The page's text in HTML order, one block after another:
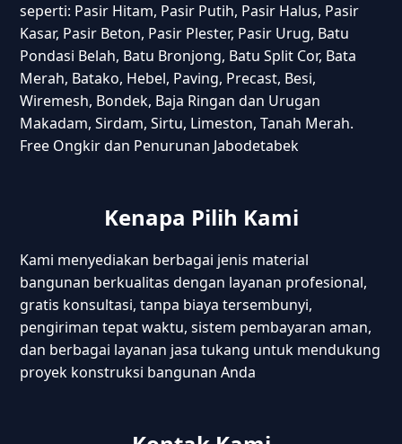
seperti: Pasir Hitam, Pasir Putih, Pasir Halus, Pasir
Kasar, Pasir Beton, Pasir Plester, Pasir Urug, Batu
Pondasi Belah, Batu Bronjong, Batu Split Cor, Bata
Merah, Batako, Hebel, Paving, Precast, Besi,
Wiremesh, Bondek, Baja Ringan dan Urugan
Makadam, Sirdam, Sirtu, Limeston, Tanah Merah.
Free Ongkir dan Penurunan Jabodetabek
Kenapa Pilih Kami
Kami menyediakan berbagai jenis material
bangunan berkualitas dengan layanan profesional,
gratis konsultasi, tanpa biaya tersembunyi,
pengiriman tepat waktu, sistem pembayaran aman,
dan berbagai layanan jasa tukang untuk mendukung
proyek konstruksi bangunan Anda